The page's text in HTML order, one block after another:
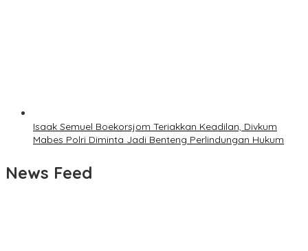
Isaak Semuel Boekorsjom Teriakkan Keadilan, Divkum
Mabes Polri Diminta Jadi Benteng Perlindungan Hukum
News Feed